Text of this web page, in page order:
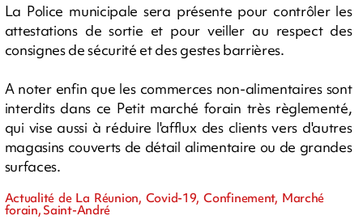
La Police municipale sera présente pour contrôler les
attestations de sortie et pour veiller au respect des
consignes de sécurité et des gestes barrières.
A noter enfin que les commerces non-alimentaires sont
interdits dans ce Petit marché forain très règlementé,
qui vise aussi à réduire l'afflux des clients vers d'autres
magasins couverts de détail alimentaire ou de grandes
surfaces.
Actualité de La Réunion, Covid-19, Confinement, Marché
forain, Saint-André